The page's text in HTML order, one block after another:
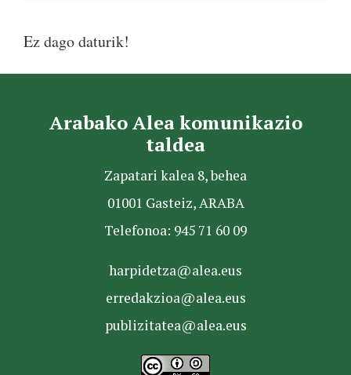
Ez dago daturik!
Arabako Alea komunikazio
taldea
Zapatari kalea 8, behea
01001 Gasteiz, ARABA
Telefonoa: 945 71 60 09
harpidetza@alea.eus
erredakzioa@alea.eus
publizitatea@alea.eus